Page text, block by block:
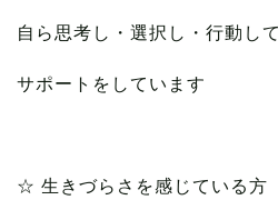
自ら思考し・選択し・行動し
サポートをしています
☆ 生きづらさを感じている方